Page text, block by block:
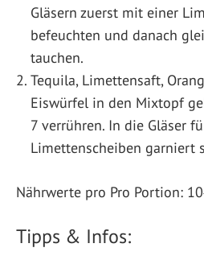
Gläsern zuerst mit einer
befeuchten und danach
tauchen.
Tequila, Limettensaft,
Eiswürfel in den Mixtopf
7 verrühren. In die Gläser
Limettenscheiben garniert
Nährwerte pro Pro Portion:
Tipps & Infos: